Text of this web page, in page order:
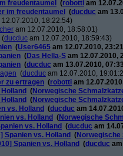
freudentaumel
(robotti am
im freudentaumel
(ducduc am
12.07.2010, 18:22:54)
am 12.07.2010, 18:58:01)
(ducduc am 12.07.2010, 18:59:43)
(User6465 am 12.07.2010,
(Das Hella-S am 12.07.2010,
(ducduc am 13.07.2010,
(ducduc am 12.07.2010,
zu ertragen (robotti am
(Norwegische
(Norwegische
vs. Holland (ducduc am
vs. Holland (Norwegische
vs. Holland (ducduc am
Spanien vs. Holland (
Spanien vs. Holland (ducduc